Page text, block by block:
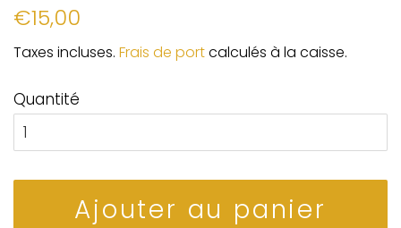
Prix
€15,00
Taxes incluses. Frais de portcalculés à la caisse.
Quantité
Ajouter au panier